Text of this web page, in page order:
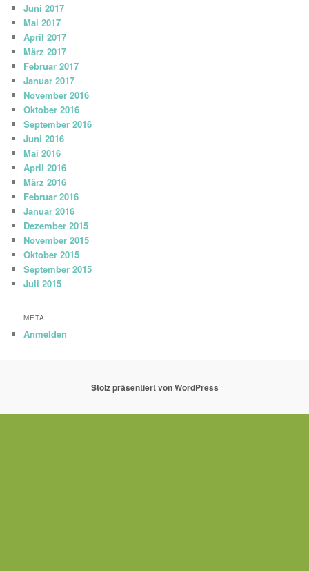
Juni 2017
Mai 2017
April 2017
März 2017
Februar 2017
Januar 2017
November 2016
Oktober 2016
September 2016
Juni 2016
Mai 2016
April 2016
März 2016
Februar 2016
Januar 2016
Dezember 2015
November 2015
Oktober 2015
September 2015
Juli 2015
META
Anmelden
Stolz präsentiert von WordPress